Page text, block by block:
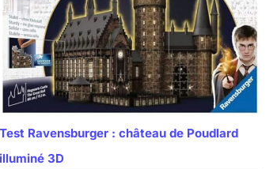
Test Ravensburger : château de Poudlard
illuminé 3D